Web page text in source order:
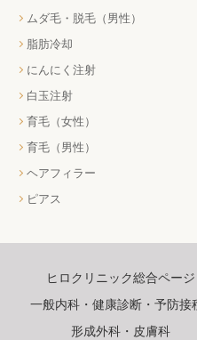
ムダ毛・脱毛（男性）
脂肪冷却
にんにく注射
白玉注射
育毛（女性）
育毛（男性）
ヘアフィラー
ピアス
ヒロクリニック総合ページ
一般内科・健康診断・予防接
形成外科・皮膚科